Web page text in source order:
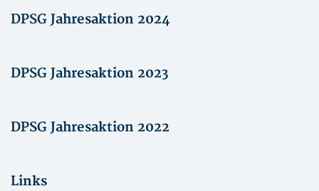
DPSG Jahresaktion 2024
DPSG Jahresaktion 2023
DPSG Jahresaktion 2022
Links